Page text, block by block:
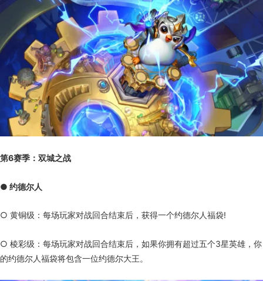
第6赛季：双城之战
● 约德尔人
○ 黄铜级：每场玩家对战回合结束后，获得一个约德尔人福袋!
○ 棱彩级：每场玩家对战回合结束后，如果你拥有超过五个3星英雄，你
的约德尔人福袋将包含一位约德尔大王。